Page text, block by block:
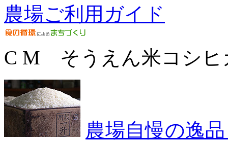
農場ご利用ガイド
C M そうえん米コシヒ
農場自慢の逸